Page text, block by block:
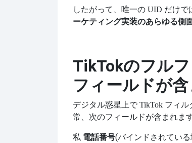
したがって、唯一の UID だけで
ーケティング実装のあらゆる側
TikTokのフル
フィールドが
デジタル惑星上で TikTok フィ
常、次のフィールドが含まれます
私 電話番号(バインドされてい